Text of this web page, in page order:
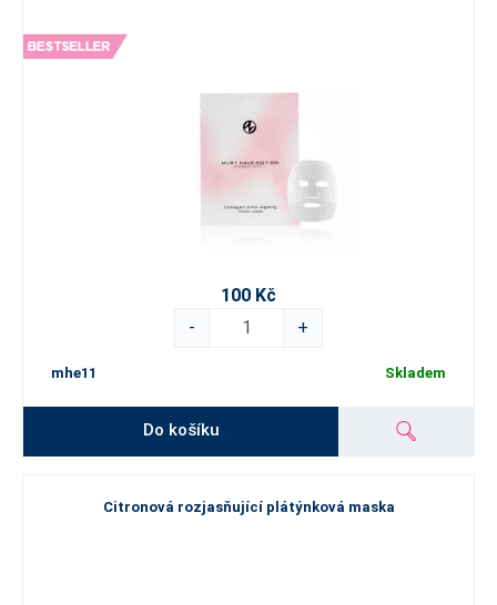
100 Kč
-
+
mhe11 Skladem
Do košíku
Citronová rozjasňující plátýnková maska